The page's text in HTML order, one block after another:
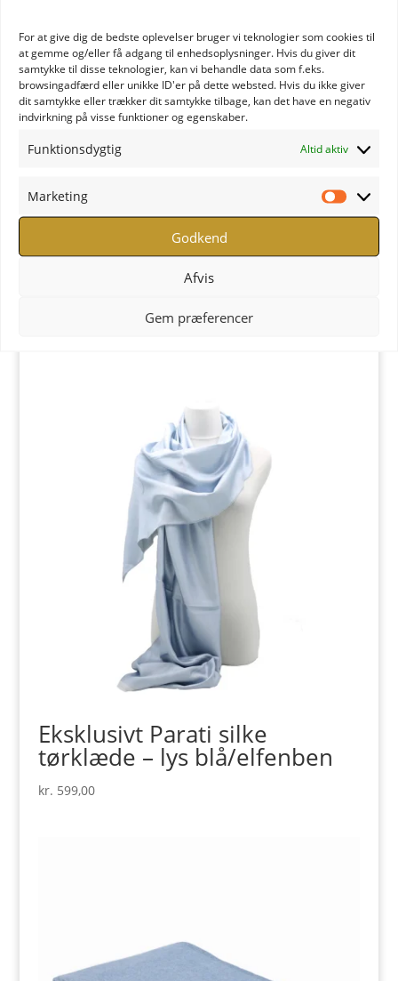
For at give dig de bedste oplevelser bruger vi teknologier som cookies til
at gemme og/eller få adgang til enhedsoplysninger. Hvis du giver dit
samtykke til disse teknologier, kan vi behandle data som f.eks.
browsingadfærd eller unikke ID'er på dette websted. Hvis du ikke giver
dit samtykke eller trækker dit samtykke tilbage, kan det have en negativ
indvirkning på visse funktioner og egenskaber.
Funktionsdygtig Altid aktiv
Marketing
Godkend
Afvis
Gem præferencer
Cashmere Sjal – Blød
Eksklusivt Parati silke
tørklæde – lys blå/elfenben
kr. 599,00